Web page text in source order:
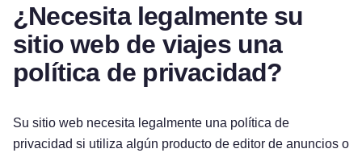
¿Necesita legalmente su
sitio web de viajes una
política de privacidad?
Su sitio web necesita legalmente una política de
privacidad si utiliza algún producto de editor de anuncios o